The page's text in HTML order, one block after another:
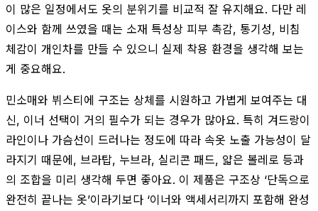
이 많은 일정에서도 옷의 분위기를 비교적 잘 유지해요. 다만 레
이스와 함께 쓰였을 때는 소재 특성상 피부 촉감, 통기성, 비침
체감이 개인차를 만들 수 있으니 실제 착용 환경을 생각해 보는
게 중요해요.
민소매와 뷔스티에 구조는 상체를 시원하고 가볍게 보여주는 대
신, 이너 선택이 거의 필수가 되는 경우가 많아요. 특히 겨드랑이
라인이나 가슴선이 드러나는 정도에 따라 속옷 노출 가능성이 달
라지기 때문에, 브라탑, 누브라, 실리콘 패드, 얇은 볼레로 등과
의 조합을 미리 생각해 두면 좋아요. 이 제품은 구조상 ‘단독으로
완전히 끝나는 옷’이라기보다 ‘이너와 액세서리까지 포함해 완성